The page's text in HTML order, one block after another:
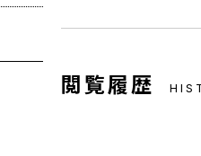
閲覧履歴